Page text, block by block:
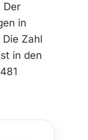
Der
in
Zahl
in den